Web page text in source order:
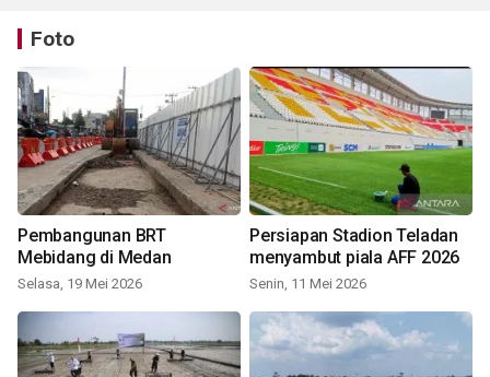
Foto
Pembangunan BRT
Mebidang di Medan
Selasa, 19 Mei 2026
Persiapan Stadion Teladan
menyambut piala AFF 2026
Senin, 11 Mei 2026